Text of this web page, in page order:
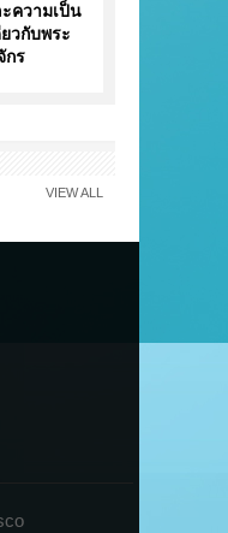
ความเป็น
วกับพระ
กร
VIEW ALL